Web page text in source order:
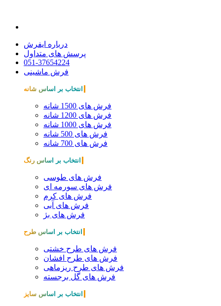
درباره ایفرش
پرسش های متداول
051-37654224
فرش ماشینی
انتخاب بر اساس شانه
فرش های 1500 شانه
فرش های 1200 شانه
فرش های 1000 شانه
فرش های 500 شانه
فرش های 700 شانه
انتخاب بر اساس رنگ
فرش های طوسی
فرش های سورمه ای
فرش های کرم
فرش های آبی
فرش های بژ
انتخاب بر اساس طرح
فرش های طرح خشتی
فرش های طرح افشان
فرش های طرح ریزماهی
فرش های گل برجسته
انتخاب بر اساس سایز